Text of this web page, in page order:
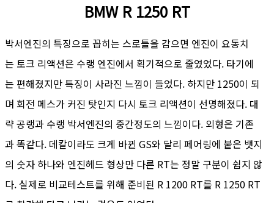
BMW R 1250 RT
박서엔진의 특징으로 꼽히는 스로틀을 감으면 엔진이 요동치
는 토크 리액션은 수랭 엔진에서 획기적으로 줄였었다. 타기에
는 편해졌지만 특징이 사라진 느낌이 들었다. 하지만 1250이 되
며 회전 메스가 커진 탓인지 다시 토크 리액션이 선명해졌다. 대
략 공랭과 수랭 박서엔진의 중간정도의 느낌이다. 외형은 기존
과 똑같다. 데칼이라도 크게 바뀐 GS와 달리 페어링에 붙은 뱃지
의 숫자 하나와 엔진헤드 형상만 다른 RT는 정말 구분이 쉽지 않
다. 실제로 비교테스트를 위해 준비된 R 1200 RT를 R 1250 RT